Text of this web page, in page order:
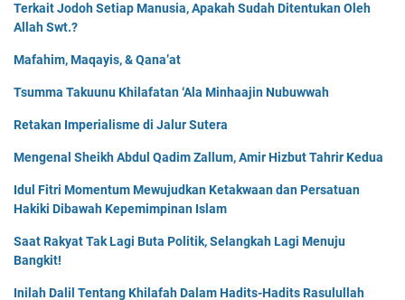
Terkait Jodoh Setiap Manusia, Apakah Sudah Ditentukan Oleh
Allah Swt.?
Mafahim, Maqayis, & Qana’at
Tsumma Takuunu Khilafatan ‘Ala Minhaajin Nubuwwah
Retakan Imperialisme di Jalur Sutera
Mengenal Sheikh Abdul Qadim Zallum, Amir Hizbut Tahrir Kedua
Idul Fitri Momentum Mewujudkan Ketakwaan dan Persatuan
Hakiki Dibawah Kepemimpinan Islam
Saat Rakyat Tak Lagi Buta Politik, Selangkah Lagi Menuju
Bangkit!
Inilah Dalil Tentang Khilafah Dalam Hadits-Hadits Rasulullah